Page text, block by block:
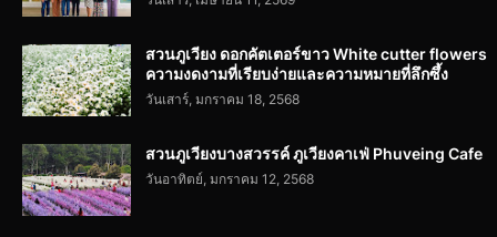
สวนภูเวียง ดอกคัตเตอร์ขาว White cutter flowers
ความงดงามที่เรียบง่ายและความหมายที่ลึกซึ้ง
วันเสาร์, มกราคม 18, 2568
สวนภูเวียงบางสวรรค์ ภูเวียงคาเฟ่ Phuveing Cafe
วันอาทิตย์, มกราคม 12, 2568